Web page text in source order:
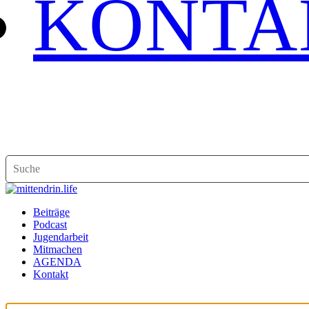
Beiträge
Podcast
Jugendarbeit
Mitmachen
AGENDA
Kontakt